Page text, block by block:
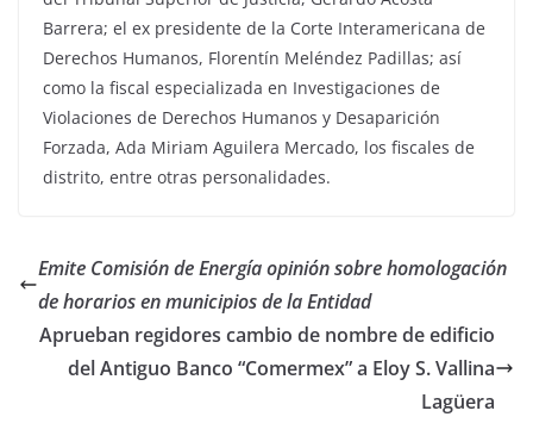
Barrera; el ex presidente de la Corte Interamericana de
Derechos Humanos, Florentín Meléndez Padillas; así
como la fiscal especializada en Investigaciones de
Violaciones de Derechos Humanos y Desaparición
Forzada, Ada Miriam Aguilera Mercado, los fiscales de
distrito, entre otras personalidades.
Emite Comisión de Energía opinión sobre homologación
de horarios en municipios de la Entidad
Aprueban regidores cambio de nombre de edificio
del Antiguo Banco “Comermex” a Eloy S. Vallina
Lagüera